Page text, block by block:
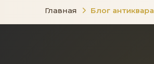
Главная Блог антиквара